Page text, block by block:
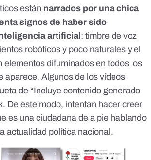
están narrados por una chica
signos de haber sido
artificial: timbre de voz
robóticos y poco naturales y el
elementos difuminados en todos los
aparece. Algunos de los vídeos
de “Incluye contenido generado
De este modo, intentan hacer creer
es una ciudadana de a pie hablando
actualidad política nacional.